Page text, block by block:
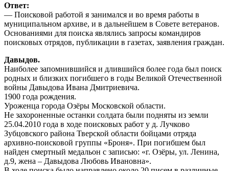
Ответ:
— Поисковой работой я занимался и во время работы в
муниципальном архиве, и в дальнейшем в Совете ветеранов.
Основаниями для поиска являлись запросы командиров
поисковых отрядов, публикации в газетах, заявления граждан.
Давыдов.
Наиболее запомнившийся и длившийся более года был поиск
родных и близких погибшего в годы Великой Отечественной
войны Давыдова Ивана Дмитриевича.
1900 года рождения.
Уроженца города Озёры Московской области.
Не захороненные останки солдата были подняты из земли
25.04.2010 года в ходе поисковых работ у д. Лучково
Зубцовского района Тверской области бойцами отряда
архивно-поисковой группы «Броня». При погибшем был
найден смертный медальон с записью: «г. Озёры, ул. Ленина,
д.9, жена – Давыдова Любовь Ивановна».